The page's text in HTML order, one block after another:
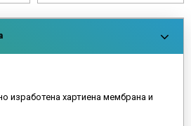
изработена хартиена мембрана и